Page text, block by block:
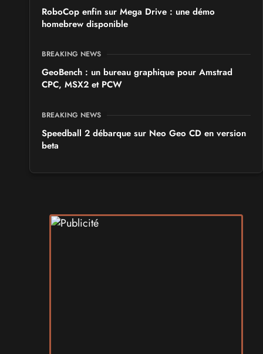
RoboCop enfin sur Mega Drive : une démo
homebrew disponible
BREAKING NEWS
GeoBench : un bureau graphique pour Amstrad
CPC, MSX2 et PCW
BREAKING NEWS
Speedball 2 débarque sur Neo Geo CD en version
beta